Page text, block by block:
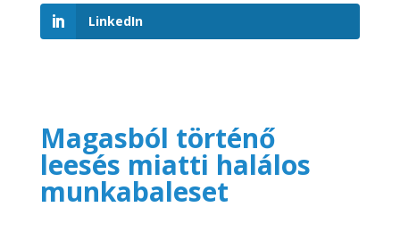
LinkedIn
Magasból történő
leesés miatti halálos
munkabaleset